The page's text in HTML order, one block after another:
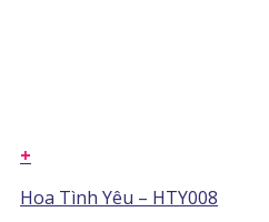
+
Hoa Tình Yêu – HTY008